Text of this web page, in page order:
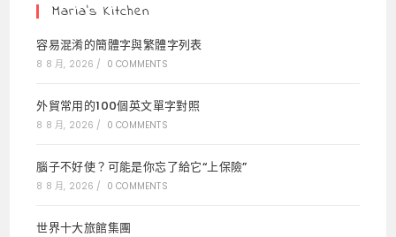
Maria’s Kitchen
容易混淆的簡體字與繁體字列表
8 8 月, 2026 / 0 COMMENTS
外貿常用的100個英文單字對照
8 8 月, 2026 / 0 COMMENTS
腦子不好使？可能是你忘了給它“上保險”
8 8 月, 2026 / 0 COMMENTS
世界十大旅館集團